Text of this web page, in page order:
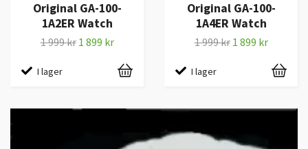
Original GA-100-
1A2ER Watch
1 999 kr 1 899 kr
I lager
Original GA-100-
1A4ER Watch
1 999 kr 1 899 kr
I lager